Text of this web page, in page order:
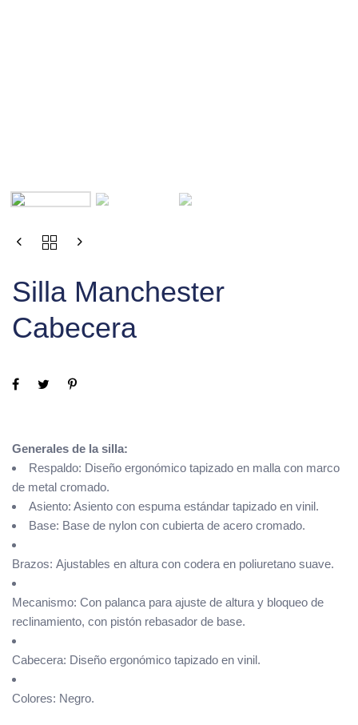
Silla Manchester
Cabecera
Generales de la silla:
Respaldo: Diseño ergonómico tapizado en malla con marco
de metal cromado.
Asiento: Asiento con espuma estándar tapizado en vinil.
Base: Base de nylon con cubierta de acero cromado.
Brazos: Ajustables en altura con codera en poliuretano suave.
Mecanismo: Con palanca para ajuste de altura y bloqueo de
reclinamiento, con pistón rebasador de base.
Cabecera: Diseño ergonómico tapizado en vinil.
Colores: Negro.